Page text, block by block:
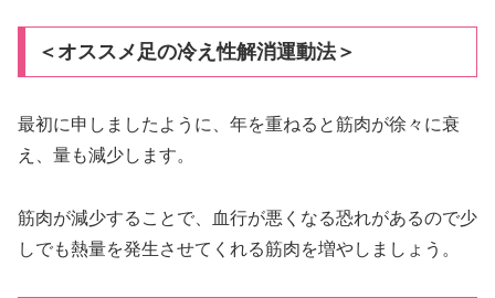
＜オススメ足の冷え性解消運動法＞
最初に申しましたように、年を重ねると筋肉が徐々に衰
え、量も減少します。
筋肉が減少することで、血行が悪くなる恐れがあるので少
しでも熱量を発生させてくれる筋肉を増やしましょう。